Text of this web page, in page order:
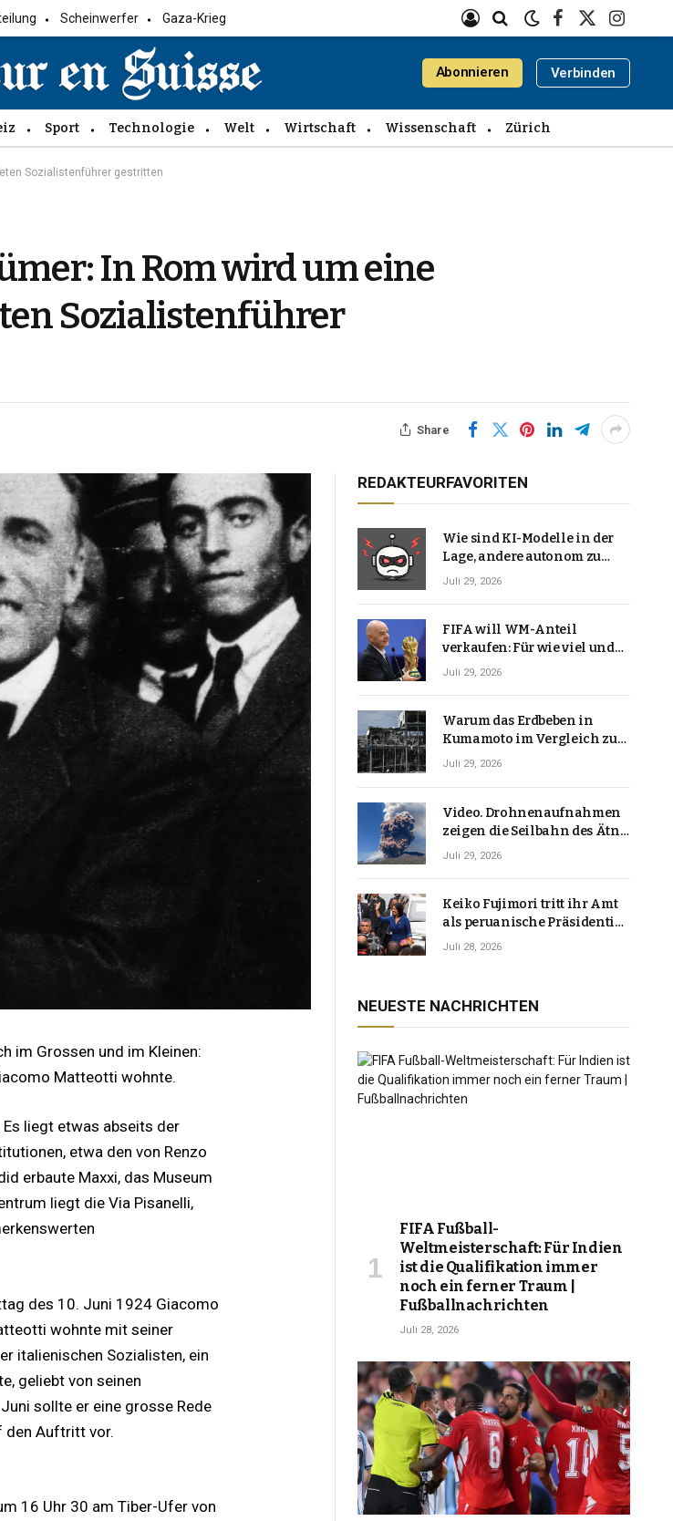
Scheinwerfer Gaza-Krieg
Facebook
X
Abonnieren Verbinden
Sport Technologie Welt Wirtschaft Wissenschaft Zürich
Sozialistenführer gestritten
In Rom wird um eine
Sozialistenführer
Share
im Grossen und im Kleinen:
Matteotti wohnte.
liegt etwas abseits der
etwa den von Renzo
erbaute Maxxi, das Museum
liegt die Via Pisanelli,
des 10. Juni 1924 Giacomo
wohnte mit seiner
italienischen Sozialisten, ein
geliebt von seinen
sollte er eine grosse Rede
den Auftritt vor.
16 Uhr 30 am Tiber-Ufer von
REDAKTEURFAVORITEN
Wie sind KI-Modelle in der
Lage, andere autonom zu
hacken? | Technologie-News
Juli 29, 2026
FIFA will WM-Anteil
verkaufen: Für wie viel und
warum macht Gianni
Juli 29, 2026
Warum das Erdbeben in
Kumamoto im Vergleich zu
den meisten Erdbeben, die
Juli 29, 2026
Video. Drohnenaufnahmen
zeigen die Seilbahn des Ätna
über einer Vulkanlandschaft
Juli 29, 2026
Keiko Fujimori tritt ihr Amt
als peruanische Präsidentin
an und verspricht, das
Juli 28, 2026
NEUESTE NACHRICHTEN
FIFA Fußball-
Weltmeisterschaft: Für Indien
ist die Qualifikation immer
noch ein ferner Traum |
Fußballnachrichten
Juli 28, 2026